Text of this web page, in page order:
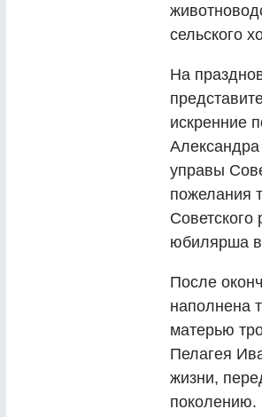
сельского
На
искренние
управы
пожелания
юбилярша в
После
наполнена
матерью
Пелагея
жизни,
поколению.